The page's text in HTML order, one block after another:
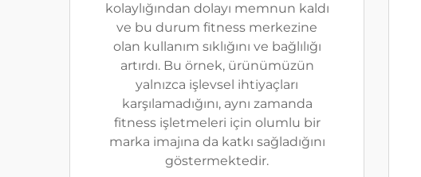
kolaylığından dolayı memnun kaldı
ve bu durum fitness merkezine
olan kullanım sıklığını ve bağlılığı
artırdı. Bu örnek, ürünümüzün
yalnızca işlevsel ihtiyaçları
karşılamadığını, aynı zamanda
fitness işletmeleri için olumlu bir
marka imajına da katkı sağladığını
göstermektedir.